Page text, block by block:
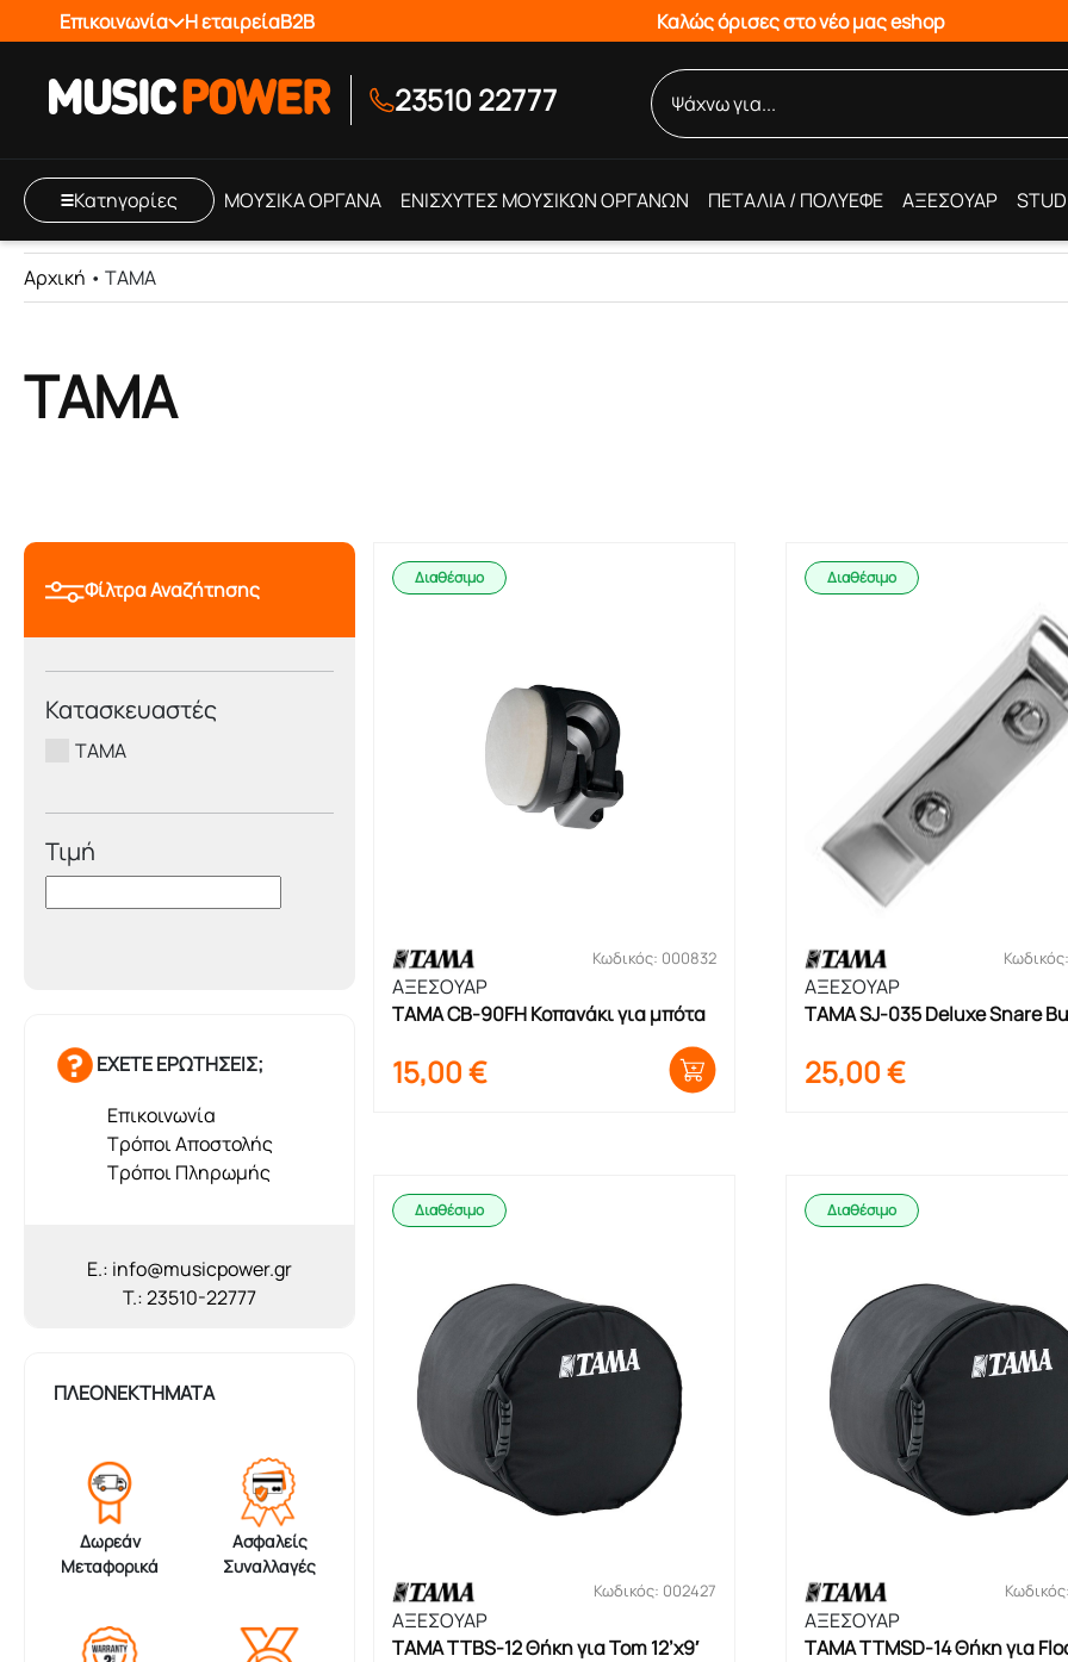
Επικοινωνία Η εταιρείαB2B Καλώς όρισες στο νέο μας eshop
23510 22777
Κατηγορίες ΜΟΥΣΙΚΑ ΟΡΓΑΝΑ ΕΝΙΣΧΥΤΕΣ ΜΟΥΣΙΚΩΝ ΟΡΓΑΝΩΝ ΠΕΤΑΛΙΑ / ΠΟΛΥΕΦΕ ΑΞΕΣΟΥΑΡ
Αρχική • TAMA
TAMA
Φίλτρα Αναζήτησης
Κατασκευαστές
TAMA
Τιμή
ΕΧΕΤΕ ΕΡΩΤΗΣΕΙΣ;
Επικοινωνία
Τρόποι Αποστολής
Τρόποι Πληρωμής
E.: info@musicpower.gr
T.: 23510-22777
ΠΛΕΟΝΕΚΤΗΜΑΤΑ
Δωρεάν
Μεταφορικά
Ασφαλείς
Συναλλαγές
Διαθέσιμο
Κωδικός: 000832
ΑΞΕΣΟΥΑΡ
TAMA CB-90FH Κοπανάκι για μπότα
15,00€
Διαθέσιμο
ΑΞΕΣΟΥΑΡ
TAMA SJ-035 Deluxe Snare
25,00€
Διαθέσιμο
Κωδικός: 002427
ΑΞΕΣΟΥΑΡ
TAMA TTBS-12 Θήκη για Tom 12’x9′
Διαθέσιμο
ΑΞΕΣΟΥΑΡ
TAMA TTMSD-14 Θήκη για